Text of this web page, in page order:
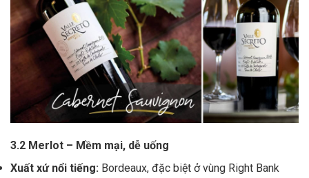
3.2 Merlot – Mềm mại, dễ uống
Xuất xứ nổi tiếng: Bordeaux, đặc biệt ở vùng Right Bank